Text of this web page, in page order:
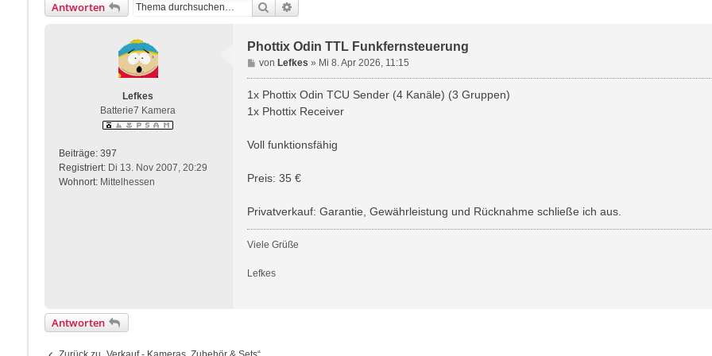
Antworten Suche
Lefkes
Batterie7 Kamera
Beiträge: 397
Registriert:Di 13. Nov 2007, 20:29
Wohnort:Mittelhessen
Phottix Odin TTL Funkfernsteuerung
B
e
i
g
von Lefkes » Mi 8. Apr 2026, 11:15
1x Phottix Odin TCU Sender (4 Kanäle) (3 Gruppen)
1x Phottix Receiver
Voll funktionsfähig
Preis: 35 €
Privatverkauf: Garantie, Gewährleistung und Rücknahme schließe ich aus.
Viele Grüße
Lefkes
Antworten